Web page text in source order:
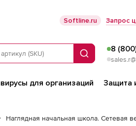
Softline.ru Запрос
Поиск
8
для организаций Защита